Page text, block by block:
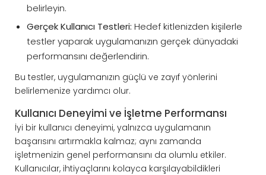
belirleyin.
Gerçek Kullanıcı Testleri: Hedef kitlenizden kişilerle
testler yaparak uygulamanızın gerçek dünyadaki
performansını değerlendirin.
Bu testler, uygulamanızın güçlü ve zayıf yönlerini
belirlemenize yardımcı olur.
Kullanıcı Deneyimi ve İşletme Performansı
İyi bir kullanıcı deneyimi, yalnızca uygulamanın
başarısını artırmakla kalmaz; aynı zamanda
işletmenizin genel performansını da olumlu etkiler.
Kullanıcılar, ihtiyaçlarını kolayca karşılayabildikleri